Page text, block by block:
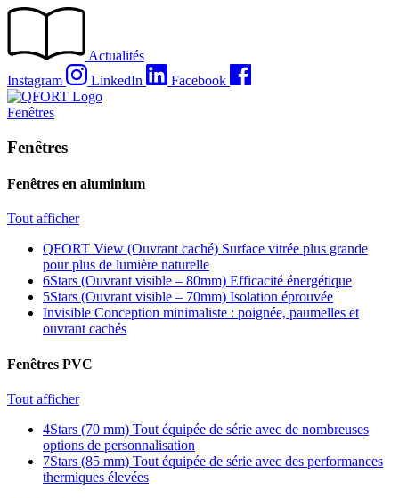
Passer
Actualités
Instagram
LinkedIn Facebook
Fenêtres
Fenêtres
Fenêtres en aluminium
Tout afficher
QFORT View (Ouvrant caché) Surface vitrée plus grande
pour plus de lumière naturelle
6Stars (Ouvrant visible – 80mm) Efficacité énergétique
5Stars (Ouvrant visible – 70mm) Isolation éprouvée
Invisible Conception minimaliste : poignée, paumelles et
ouvrant cachés
Fenêtres PVC
Tout afficher
4Stars (70 mm) Tout équipée de série avec de nombreuses
options de personnalisation
7Stars (85 mm) Tout équipée de série avec des performances
thermiques élevées